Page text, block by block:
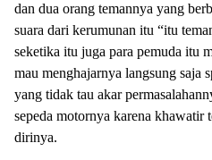
dan dua orang temannya yang
suara dari kerumunan itu “itu
seketika itu juga para pemuda itu
mau menghajarnya langsung saja
yang tidak tau akar
sepeda motornya karena khawatir
dirinya.